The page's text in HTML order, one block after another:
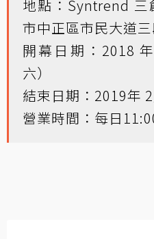
地點：Syntrend 三
市中正區市民大道三
開幕日期：2018
六）
結束日期：2019年
營業時間：每日